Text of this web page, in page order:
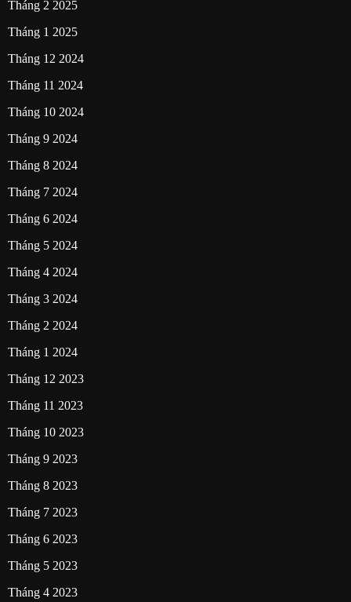
Tháng 2 2025
Tháng 1 2025
Tháng 12 2024
Tháng 11 2024
Tháng 10 2024
Tháng 9 2024
Tháng 8 2024
Tháng 7 2024
Tháng 6 2024
Tháng 5 2024
Tháng 4 2024
Tháng 3 2024
Tháng 2 2024
Tháng 1 2024
Tháng 12 2023
Tháng 11 2023
Tháng 10 2023
Tháng 9 2023
Tháng 8 2023
Tháng 7 2023
Tháng 6 2023
Tháng 5 2023
Tháng 4 2023